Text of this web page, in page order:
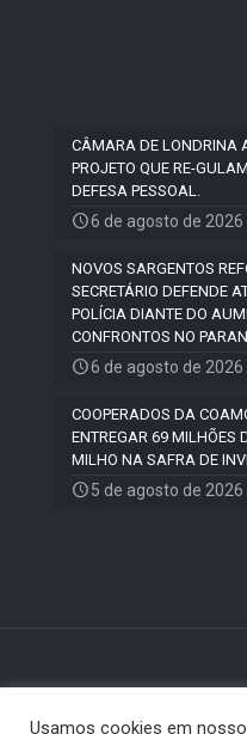
CÂMARA DE LONDRINA
PROJETO QUE RE-
DEFESA PESSOAL.
6 de agosto de 2026
NOVOS SARGENTOS
SECRETÁRIO DEFENDE
POLÍCIA DIANTE DO
CONFRONTOS NO
6 de agosto de 2026
COOPERADOS DA
ENTREGAR 69 MILHÕES
MILHO NA SAFRA DE
5 de agosto de 2026
Usamos cookies em